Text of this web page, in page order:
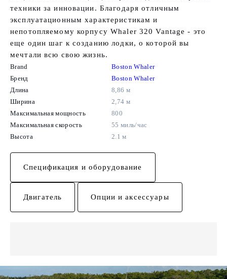
техники за инновации. Благодаря отличным
эксплуатационным характеристикам и
непотопляемому корпусу Whaler 320 Vantage - это
еще один шаг к созданию лодки, о которой вы
мечтали всю свою жизнь.
Brand
Boston Whaler
Бренд
Boston Whaler
Длина
8,86 м
Ширина
2,74 м
Максимальная мощность
800
Максимальная скорость
55 миль/час
Высота
2.1 м
Спецификация и оборудование
Двигатель Опции и аксессуары